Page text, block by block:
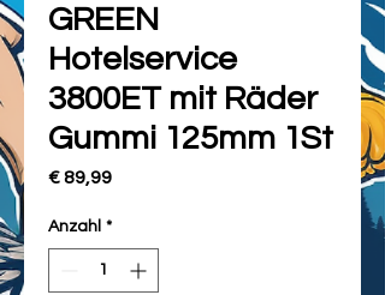
GREEN
Hotelservice
3800ET mit Räder
Gummi 125mm 1St
€ 89,99Preis
Anzahl *